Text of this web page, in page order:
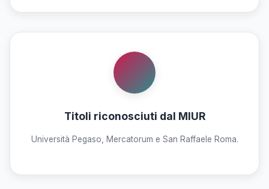
Titoli riconosciuti dal MIUR
Università Pegaso, Mercatorum e San Raffaele Roma.